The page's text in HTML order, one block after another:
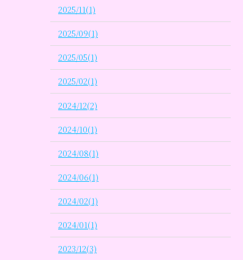
2025/11(1)
2025/09(1)
2025/05(1)
2025/02(1)
2024/12(2)
2024/10(1)
2024/08(1)
2024/06(1)
2024/02(1)
2024/01(1)
2023/12(3)